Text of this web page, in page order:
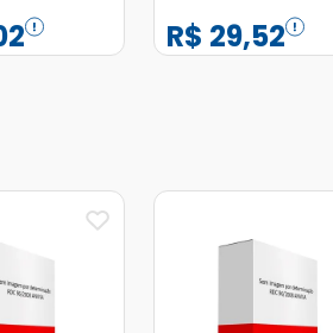
de
Plástica Pomada de
Uso
R$ 29,52